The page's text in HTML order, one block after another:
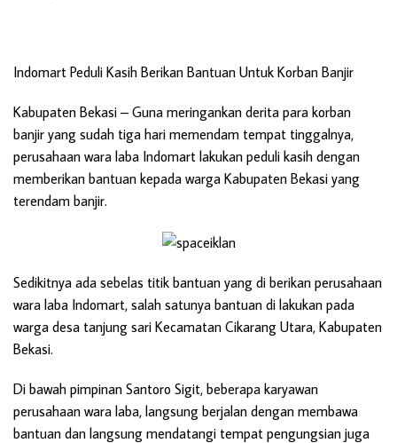
Indomart Peduli Kasih Berikan Bantuan Untuk Korban Banjir
Kabupaten Bekasi – Guna meringankan derita para korban
banjir yang sudah tiga hari memendam tempat tinggalnya,
perusahaan wara laba Indomart lakukan peduli kasih dengan
memberikan bantuan kepada warga Kabupaten Bekasi yang
terendam banjir.
Sedikitnya ada sebelas titik bantuan yang di berikan perusahaan
wara laba Indomart, salah satunya bantuan di lakukan pada
warga desa tanjung sari Kecamatan Cikarang Utara, Kabupaten
Bekasi.
Di bawah pimpinan Santoro Sigit, beberapa karyawan
perusahaan wara laba, langsung berjalan dengan membawa
bantuan dan langsung mendatangi tempat pengungsian juga